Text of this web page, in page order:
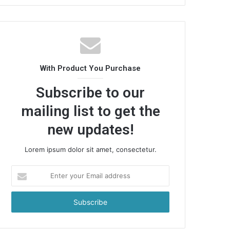
With Product You Purchase
Subscribe to our
mailing list to get the
new updates!
Lorem ipsum dolor sit amet, consectetur.
your
Email